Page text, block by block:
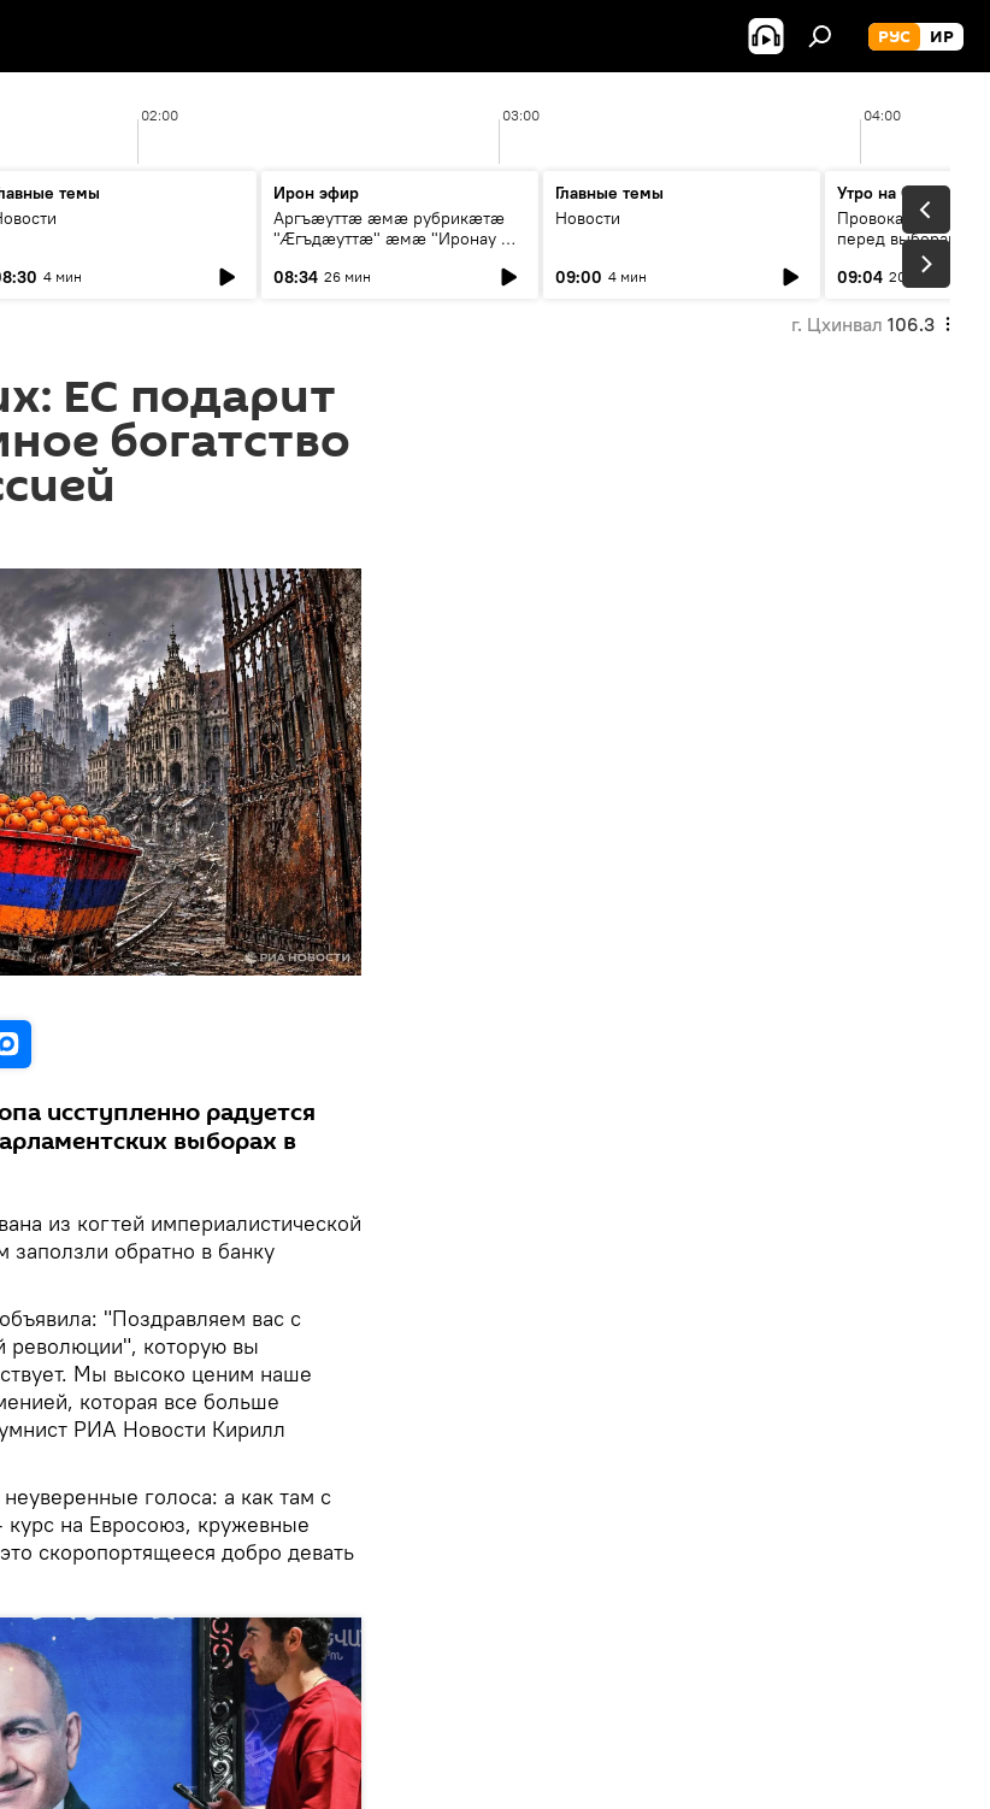
РУС ИР
02:00 03:00 04:00
темы
4 мин
Ирон эфир
Аргъæуттæ æмæ рубрикæтæ
"Æгъдæуттæ" æмæ "Иронау æй
08:34 26 мин
Главные темы
Новости
09:00 4 мин
Утро на Спутнике
Провокации со
перед выборами в
09:04 20 мин
г. Цхинвал 106.3
ЕС подарит
богатство
исступленно радуется
выборах в
из когтей империалистической
обратно в банку
"Поздравляем вас с
революции", которую вы
Мы высоко ценим наше
которая все больше
РИА Новости Кирилл
голоса: а как там с
на Евросоюз, кружевные
скоропортящееся добро девать